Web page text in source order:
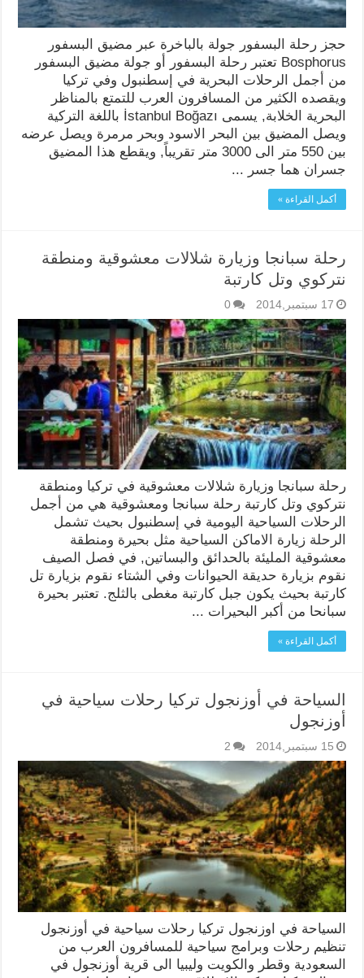
حجز رحلة البسفور جولة بالباخرة عبر مضيق البسفور
Bosphorus تعتبر رحلة البسفور أو جولة مضيق البسفور
من أجمل الرحلات البحرية في إسطنبول وفي تركيا
ويقصده الكثير من المسافرون العرب للتمتع بالمناظر
البحرية الخلابة, يسمى İstanbul Boğazı باللغة التركية
ويصل المضيق بين البحر الاسود وبحر مرمرة ويصل عرضه
بين 550 متر الى 3000 متر تقريباً, ويقطع هذا المضيق
جسران هما جسر ...
أكمل القراءة »
رحلة سبانجا وزيارة شلالات معشوقية ومنطقة
نتركوي وتل كارتبة
17 سبتمبر,2014 0
رحلة سبانجا وزيارة شلالات معشوقية في تركيا ومنطقة
نتركوي وتل كارتبة رحلة سبانجا ومعشوقية هي من أجمل
الرحلات السياحية اليومية في إسطنبول بحيث تشمل
الرحلة زيارة الاماكن السياحية مثل بحيرة ومنطقة
معشوقية المليئة بالحدائق والبساتين, في فصل الصيف
نقوم بزيارة حديقة الحيوانات وفي الشتاء نقوم بزيارة تل
كارتبة بحيث يكون جبل كارتبة مغطى بالثلج. تعتبر بحيرة
سبانحا من أكبر البحيرات ...
أكمل القراءة »
السياحة في أوزنجول تركيا رحلات سياحية في
أوزنجول
15 سبتمبر,2014 2
السياحة في اوزنجول تركيا رحلات سياحية في أوزنجول
تنظيم رحلات وبرامج سياحية للمسافرون العرب من
السعودية وقطر والكويت وليبيا الى قرية أوزنجول في